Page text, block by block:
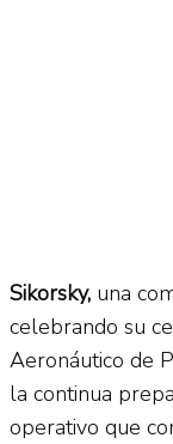
Sikorsky, una
celebrando su
Aeronáutico de
la continua
operativo que